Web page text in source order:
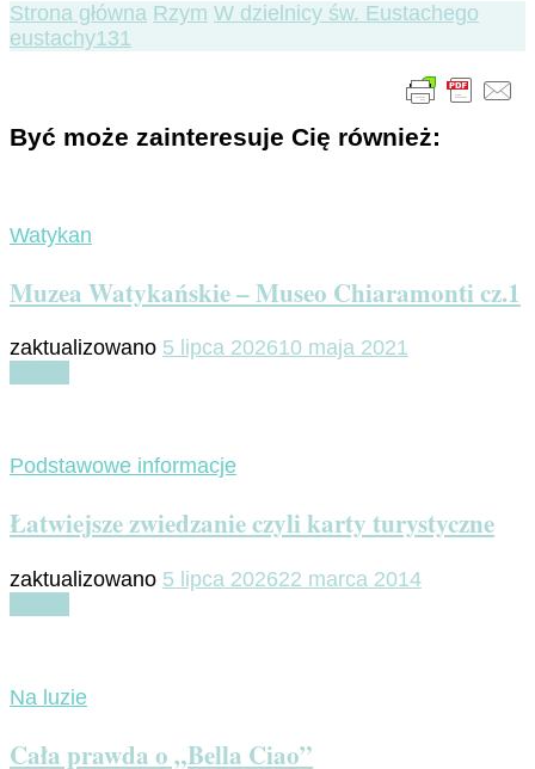
Strona główna Rzym W dzielnicy św. Eustachego
eustachy131
Być może zainteresuje Cię również:
Watykan
Muzea Watykańskie – Museo Chiaramonti cz.1
zaktualizowano 5 lipca 202610 maja 2021
Podstawowe informacje
Łatwiejsze zwiedzanie czyli karty turystyczne
zaktualizowano 5 lipca 202622 marca 2014
Na luzie
Cała prawda o „Bella Ciao”